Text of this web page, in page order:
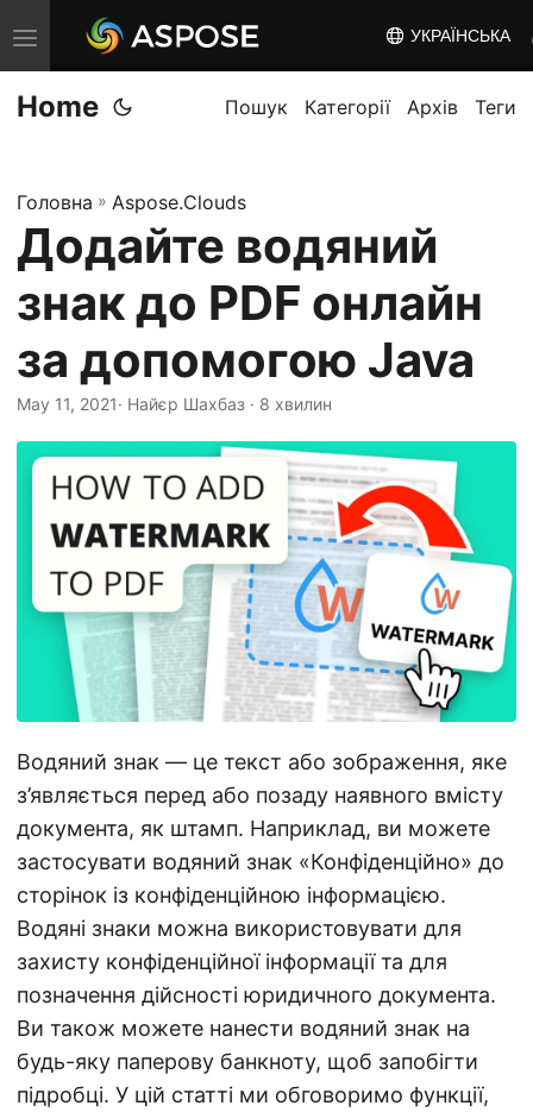
T
o
g
e
n
a
v
g
a
t
УКРАЇНСЬКА
Home Пошук Категорії Архів Теги
Головна » Aspose.Clouds
Додайте водяний
знак до PDF онлайн
за допомогою Java
May 11, 2021· Найєр Шахбаз · 8 хвилин
Водяний знак — це текст або зображення, яке
з’являється перед або позаду наявного вмісту
документа, як штамп. Наприклад, ви можете
застосувати водяний знак «Конфіденційно» до
сторінок із конфіденційною інформацією.
Водяні знаки можна використовувати для
захисту конфіденційної інформації та для
позначення дійсності юридичного документа.
Ви також можете нанести водяний знак на
будь-яку паперову банкноту, щоб запобігти
підробці. У цій статті ми обговоримо функції,